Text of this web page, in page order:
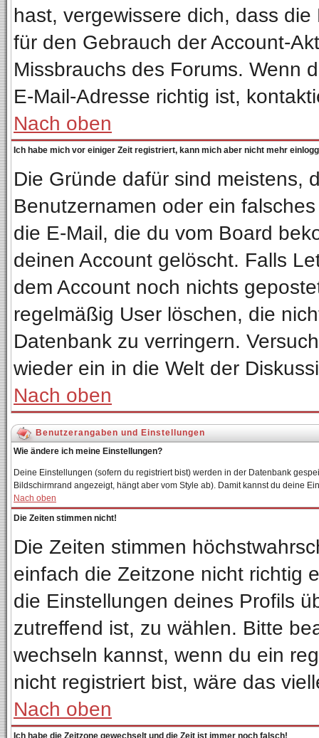
hast, vergewissere dich, dass
für den Gebrauch der Account-
Missbrauchs des Forums. Wenn
E-Mail-Adresse richtig ist,
Nach oben
Ich habe mich vor einiger Zeit registriert, kann mich aber nicht mehr
Die Gründe dafür sind meistens,
Benutzernamen oder ein
die E-Mail, die du vom Board
deinen Account gelöscht. Falls
dem Account noch nichts
regelmäßig User löschen, die
Datenbank zu verringern.
wieder ein in die Welt der
Nach oben
Benutzerangaben und Einstellungen
Wie ändere ich meine Einstellungen?
Deine Einstellungen (sofern du registriert bist) werden in der Datenbank
Bildschirmrand angezeigt, hängt aber vom Style ab). Damit kannst du deine
Nach oben
Die Zeiten stimmen nicht!
Die Zeiten stimmen
einfach die Zeitzone nicht richtig
die Einstellungen deines Profils
zutreffend ist, zu wählen. Bitte
wechseln kannst, wenn du ein
nicht registriert bist, wäre das
Nach oben
Ich habe die Zeitzone gewechselt und die Zeit ist immer noch falsch!